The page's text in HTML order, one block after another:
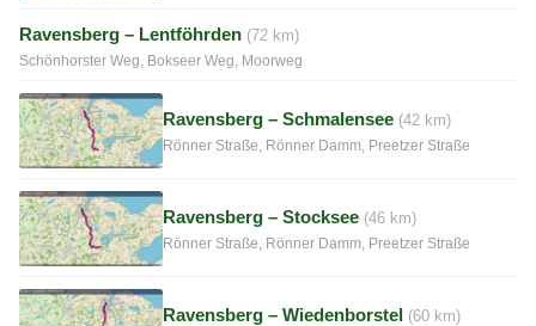
Ravensberg – Lentföhrden (72 km)
Schönhorster Weg, Bokseer Weg, Moorweg
Ravensberg – Schmalensee (42 km)
Rönner Straße, Rönner Damm, Preetzer Straße
Ravensberg – Stocksee (46 km)
Rönner Straße, Rönner Damm, Preetzer Straße
Ravensberg – Wiedenborstel (60 km)